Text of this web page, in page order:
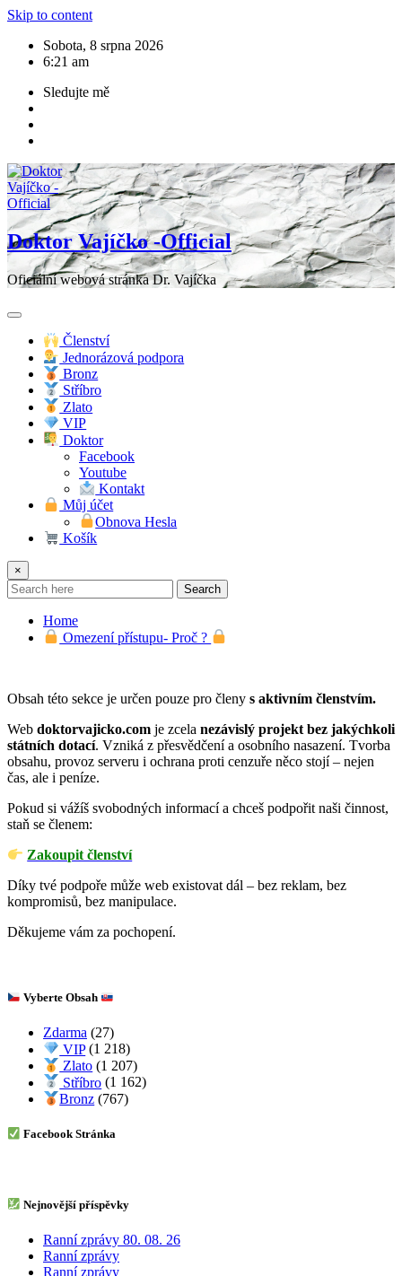
Skip to content
Sobota, 8 srpna 2026
6:21 am
Sledujte mě
Doktor Vajíčko -Official
Oficiální webová stránka Dr. Vajíčka
Členství
Jednorázová podpora
Bronz
Stříbro
Zlato
VIP
Doktor
Facebook
Youtube
Kontakt
Můj účet
Obnova Hesla
Košík
×
Search
Home
Omezení přístupu- Proč ?
Obsah této sekce je určen pouze pro členy s aktivním členstvím.
Web doktorvajicko.com je zcela nezávislý projekt bez jakýchkoli
státních dotací. Vzniká z přesvědčení a osobního nasazení. Tvorba
obsahu, provoz serveru i ochrana proti cenzuře něco stojí – nejen
čas, ale i peníze.
Pokud si vážíš svobodných informací a chceš podpořit naši činnost,
staň se členem:
Zakoupit členství
Díky tvé podpoře může web existovat dál – bez reklam, bez
kompromisů, bez manipulace.
Děkujeme vám za pochopení.
Vyberte Obsah
Zdarma (27)
VIP(1 218)
Zlato (1 207)
Stříbro (1 162)
Bronz (767)
Facebook Stránka
Nejnovější příspěvky
Ranní zprávy 80. 08. 26
Ranní zprávy
Ranní zprávy